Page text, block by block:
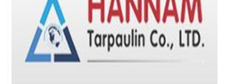
LƯỚI HÀNG RÀO HÌNH VUÔNG